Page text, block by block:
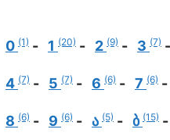
0 (1) 1 (20) 2 (9) 3 (7)
4 (7) 5 (7) 6 (6) 7 (6)
8 (6) 9 (6) ა (5) ბ (15)